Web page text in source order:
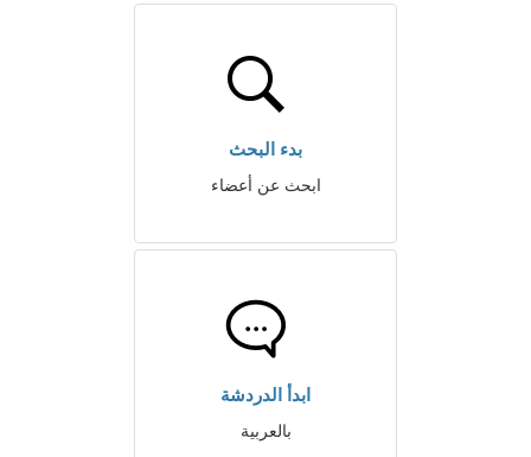
بدء البحث
ابحث عن أعضاء
ابدأ الدردشة
بالعربية